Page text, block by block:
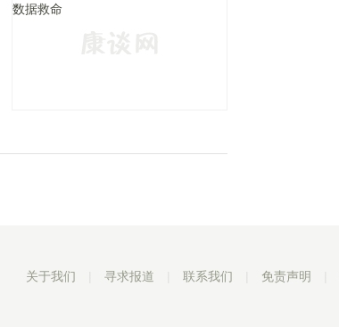
关于我们 寻求报道 联系我们 免责声明